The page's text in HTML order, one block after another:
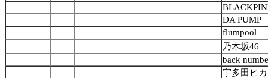
DA PUMP
flumpool
乃木坂46
back
宇多田ヒ